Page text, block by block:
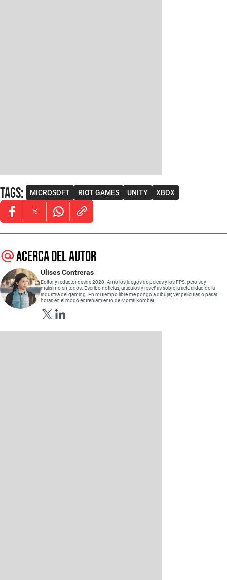
Tags: MICROSOFT RIOT GAMES UNITY XBOX
Opens in new window
Opens in new window
Opens in new window
Acerca del autor
Ulises Contreras
Editor y redactor desde 2020. Amo los juegos de peleas y los FPS, pero soy
malísimo en todos. Escribo noticias, artículos y reseñas sobre la actualidad de la
industria del gaming. En mi tiempo libre me pongo a dibujar, ver películas o pasar
horas en el modo entreniamiento de Mortal Kombat.
Opens in new window
Opens in new window